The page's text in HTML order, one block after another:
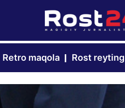
Retro maqola Rost reyting